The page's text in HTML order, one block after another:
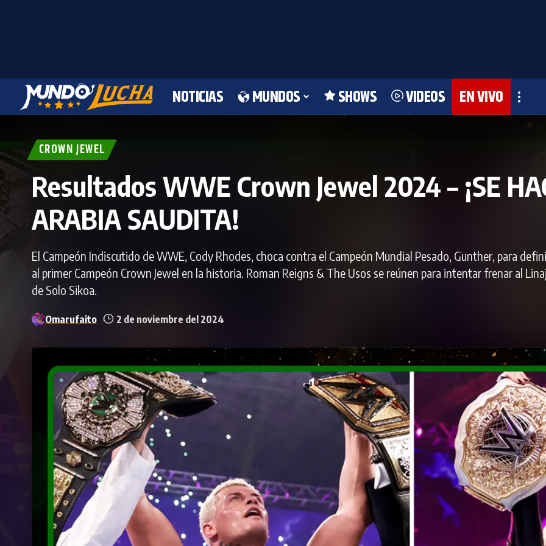
NOTICIAS MUNDOS SHOWS VIDEOS EN VIVO
CROWN JEWEL
Resultados WWE Crown Jewel 2024 – ¡SE
ARABIA SAUDITA!
El Campeón Indiscutido de WWE, Cody Rhodes, choca contra el Campeón Mundial Pesado, Gunther, para
al primer Campeón Crown Jewel en la historia. Roman Reigns & The Usos se reúnen para intentar frenar al
de Solo Sikoa.
Omarufaito 2 de noviembre del 2024